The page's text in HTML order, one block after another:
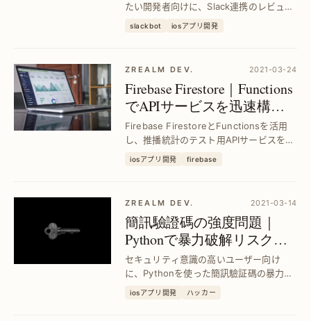
たい開発者向けに、Slack連携のレビュー
通知Botで評価変動を即時把握。手動確認
slackbot iosアプリ開発
ZREALM DEV. 2021-03-24
Firebase Firestore｜Functions
でAPIサービスを迅速構
築：テスト環境を即セット
アップ
Firebase FirestoreとFunctionsを活用
し、推播統計のテスト用APIサービスを即
時構築。開発者が直面する複雑な連携問
iosアプリ開発 firebase
ZREALM DEV. 2021-03-14
簡訊驗證碼の強度問題｜
Pythonで暴力破解リスクを
解明
セキュリティ意識の高いユーザー向け
に、Pythonを使った簡訊驗証碼の暴力破
解事例を紹介し、その脆弱性を明確化。
iosアプリ開発 ハッカー